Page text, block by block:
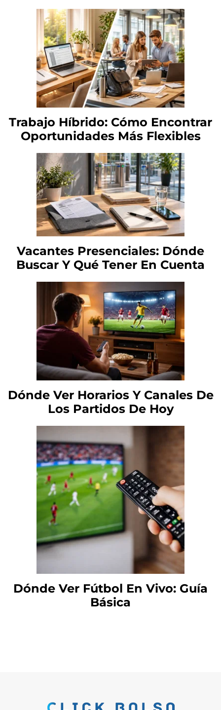
Trabajo Híbrido: Cómo Encontrar
Oportunidades Más Flexibles
Vacantes Presenciales: Dónde
Buscar Y Qué Tener En Cuenta
Dónde Ver Horarios Y Canales De
Los Partidos De Hoy
Dónde Ver Fútbol En Vivo: Guía
Básica